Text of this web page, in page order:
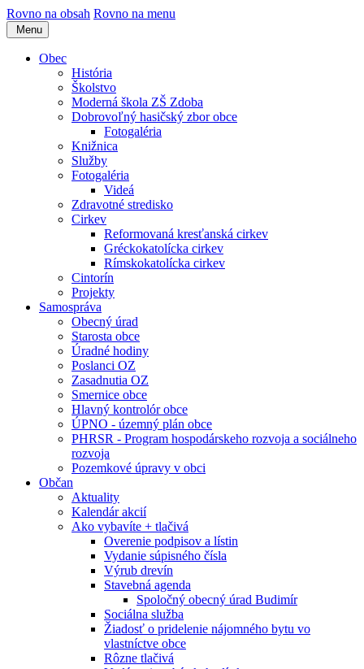
Rovno na obsah Rovno na menu
Menu
Obec
História
Školstvo
Moderná škola ZŠ Zdoba
Dobrovoľný hasičský zbor obce
Fotogaléria
Knižnica
Služby
Fotogaléria
Videá
Zdravotné stredisko
Cirkev
Reformovaná kresťanská cirkev
Gréckokatolícka cirkev
Rímskokatolícka cirkev
Cintorín
Projekty
Samospráva
Obecný úrad
Starosta obce
Úradné hodiny
Poslanci OZ
Zasadnutia OZ
Smernice obce
Hlavný kontrolór obce
ÚPNO - územný plán obce
PHRSR - Program hospodárskeho rozvoja a sociálneho
rozvoja
Pozemkové úpravy v obci
Občan
Aktuality
Kalendár akcií
Ako vybavíte + tlačivá
Overenie podpisov a lístin
Vydanie súpisného čísla
Výrub drevín
Stavebná agenda
Spoločný obecný úrad Budimír
Sociálna služba
Žiadosť o pridelenie nájomného bytu vo
vlastníctve obce
Rôzne tlačivá